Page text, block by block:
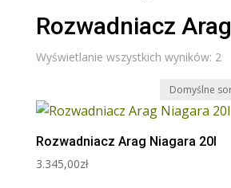
Rozwadniacz Arag
Wyświetlanie wszystkich wyników: 2
Rozwadniacz Arag Niagara 20l
3.345,00zł